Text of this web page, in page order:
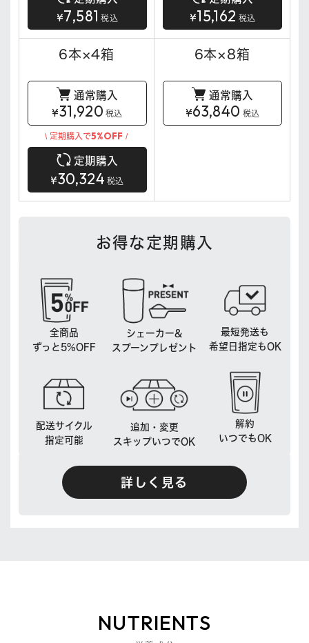
¥7,581 税込 ¥15,162 税込
6本×4箱
通常購入
¥31,920 税込
\ 定期購入で5%OFF /
定期購入
¥30,324 税込
6本×8箱
通常購入
¥63,840 税込
お得な定期購入
全商品
ずっと5%OFF
シェーカー&
スプーンプレゼント
最短発送も
希望日指定もOK
配送サイクル
指定可能
追加・変更
スキップいつでOK
解約
いつでもOK
詳しく見る
NUTRIENTS